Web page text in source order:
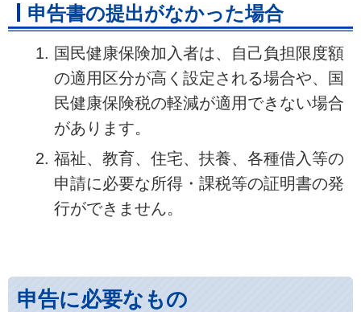
申告書の提出がなかった場合
国民健康保険加入者は、自己負担限度額
の適用区分が高く設定される場合や、国
民健康保険税の軽減が適用できない場合
があります。
福祉、教育、住宅、扶養、各種借入等の
申請に必要な所得・課税等の証明書の発
行ができません。
申告に必要なもの